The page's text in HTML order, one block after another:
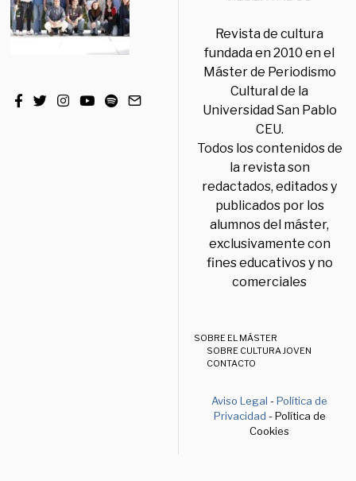
Revista de cultura
fundada en 2010 en el
Máster de Periodismo
Cultural de la
Universidad San Pablo
CEU.
Todos los contenidos de
la revista son
redactados, editados y
publicados por los
alumnos del máster,
exclusivamente con
fines educativos y no
comerciales
SOBRE EL MÁSTER
SOBRE CULTURA JOVEN
CONTACTO
Aviso Legal -Política de
Privacidad - Política de
Cookies